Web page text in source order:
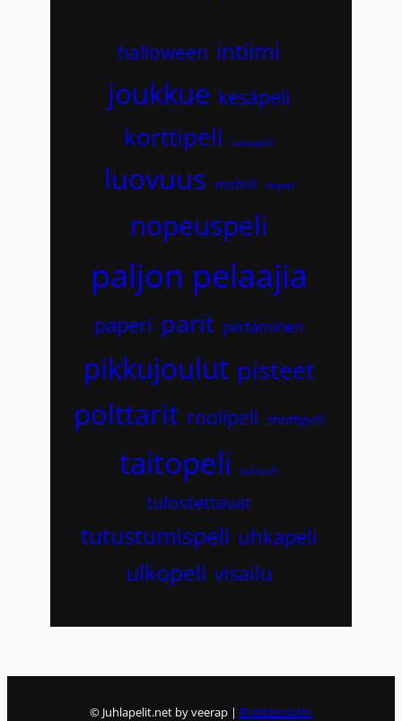
halloween intiimi
joukkue kesäpeli
korttipeli lautapeli
luovuus mobiili nopat
nopeuspeli
paljon pelaajia
paperi parit piirtäminen
pikkujoulut pisteet
polttarit roolipeli shottipeli
taitopeli talvipeli
tulostettavat
tutustumispeli uhkapeli
ulkopeli visailu
© Juhlapelit.net by veerap | Evästeseloste